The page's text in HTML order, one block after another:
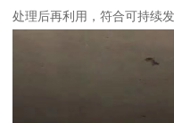
处理后再利用，符合可持续发